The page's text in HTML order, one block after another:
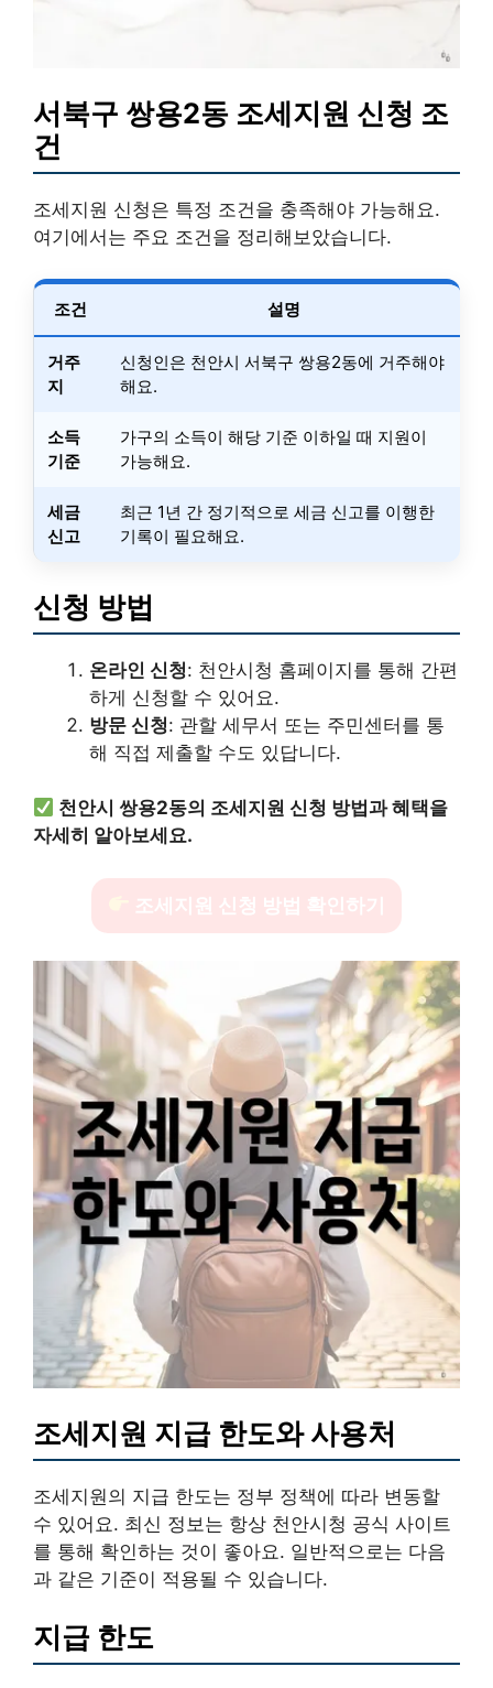
서북구 쌍용2동 조세지원 신청 조
건
조세지원 신청은 특정 조건을 충족해야 가능해요.
여기에서는 주요 조건을 정리해보았습니다.
조건 설명
거주
지
신청인은 천안시 서북구 쌍용2동에 거주해야
해요.
소득
기준
가구의 소득이 해당 기준 이하일 때 지원이
가능해요.
세금
신고
최근 1년 간 정기적으로 세금 신고를 이행한
기록이 필요해요.
신청 방법
온라인 신청: 천안시청 홈페이지를 통해 간편
하게 신청할 수 있어요.
방문 신청: 관할 세무서 또는 주민센터를 통
해 직접 제출할 수도 있답니다.
천안시 쌍용2동의 조세지원 신청 방법과 혜택을
자세히 알아보세요.
조세지원 신청 방법 확인하기
조세지원 지급 한도와 사용처
조세지원의 지급 한도는 정부 정책에 따라 변동할
수 있어요. 최신 정보는 항상 천안시청 공식 사이트
를 통해 확인하는 것이 좋아요. 일반적으로는 다음
과 같은 기준이 적용될 수 있습니다.
지급 한도